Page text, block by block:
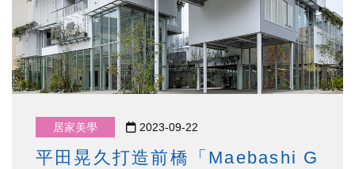
居家美學 2023-09-22
平田晃久打造前橋「Maebashi G